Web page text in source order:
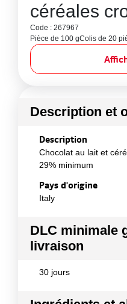
céréales
Code : 267967
Pièce de 100 gColis de 20
Description et
Description
Chocolat au lait et
29% minimum
Pays d'origine
Italy
DLC minimale
livraison
30 jours